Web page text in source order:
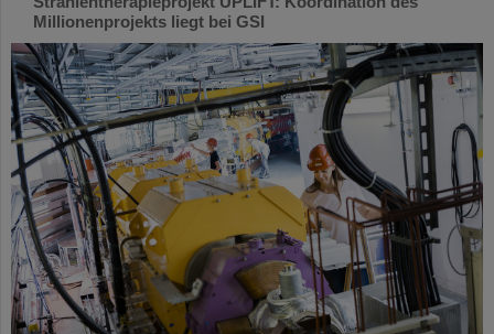
Millionenprojekts liegt bei GSI